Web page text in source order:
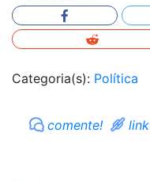
Categoria(s): Política
comente! link